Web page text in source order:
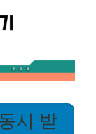
시 받